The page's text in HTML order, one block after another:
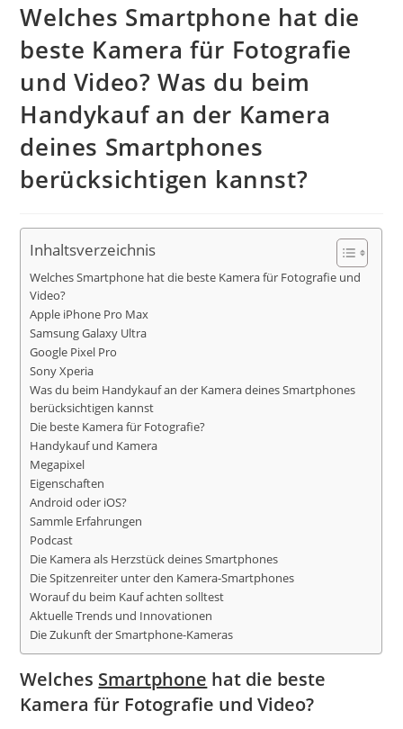
Welches Smartphone hat die
beste Kamera für Fotografie
und Video? Was du beim
Handykauf an der Kamera
deines Smartphones
berücksichtigen kannst?
Inhaltsverzeichnis
Welches Smartphone hat die beste Kamera für Fotografie und
Video?
Apple iPhone Pro Max
Samsung Galaxy Ultra
Google Pixel Pro
Sony Xperia
Was du beim Handykauf an der Kamera deines Smartphones
berücksichtigen kannst
Die beste Kamera für Fotografie?
Handykauf und Kamera
Megapixel
Eigenschaften
Android oder iOS?
Sammle Erfahrungen
Podcast
Die Kamera als Herzstück deines Smartphones
Die Spitzenreiter unter den Kamera-Smartphones
Worauf du beim Kauf achten solltest
Aktuelle Trends und Innovationen
Die Zukunft der Smartphone-Kameras
Welches Smartphone hat die beste
Kamera für Fotografie und Video?